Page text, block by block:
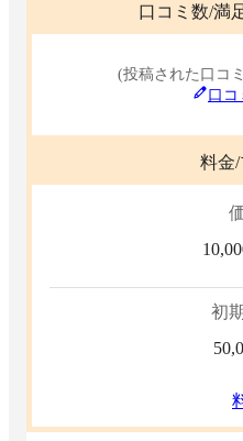
口コミ数/満
(投稿された口コ
口コ
料金
初